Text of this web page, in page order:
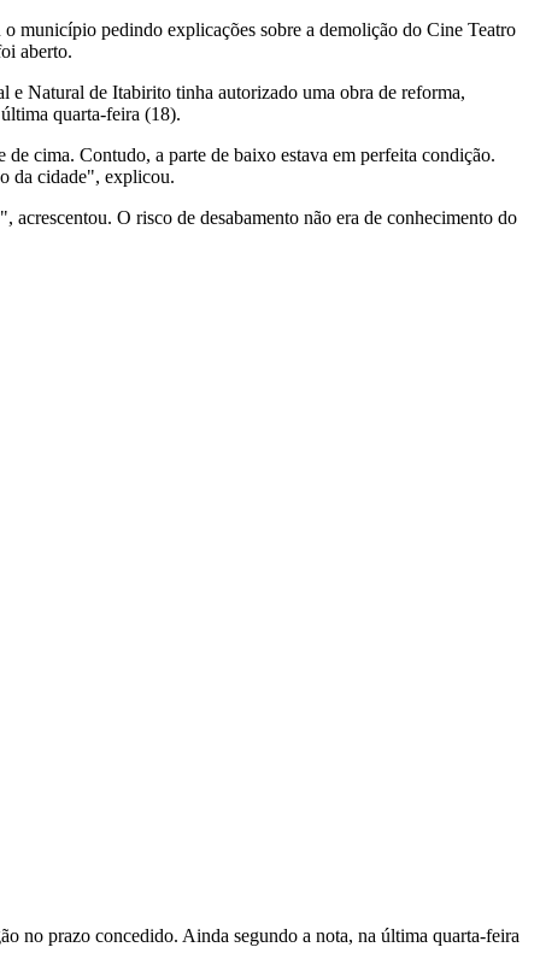
município pedindo explicações sobre a demolição do Cine Teatro
aberto.
Natural de Itabirito tinha autorizado uma obra de reforma,
quarta-feira (18).
cima. Contudo, a parte de baixo estava em perfeita condição.
da cidade", explicou.
O risco de desabamento não era de conhecimento do
no prazo concedido. Ainda segundo a nota, na última quarta-feira